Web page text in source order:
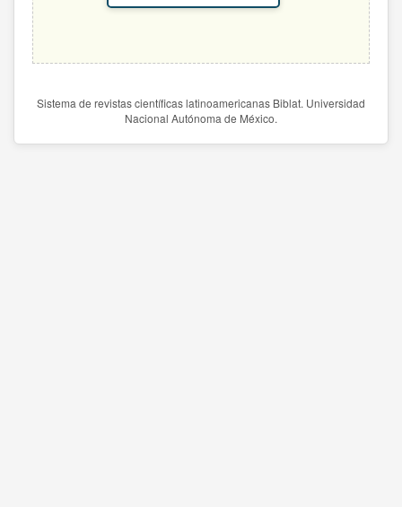
Sistema de revistas científicas latinoamericanas Biblat. Universidad
Nacional Autónoma de México.